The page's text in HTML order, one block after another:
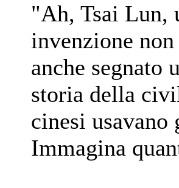
"Ah, Tsai Lun,
invenzione
anche
storia della
cinesi
Immagina